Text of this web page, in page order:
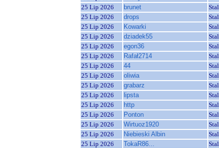
25 Lip 2026
brunet
25 Lip 2026
drops
25 Lip 2026
Kowarki
25 Lip 2026
dziadek55
25 Lip 2026
egon36
25 Lip 2026
Rafał2714
25 Lip 2026
44
25 Lip 2026
oliwia
25 Lip 2026
grabarz
25 Lip 2026
lipsta
25 Lip 2026
http
25 Lip 2026
Ponton
25 Lip 2026
Wirtuoz1920
25 Lip 2026
Niebieski Albin
25 Lip 2026
TokaR86...